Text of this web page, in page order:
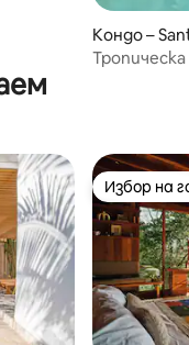
Кондо –
Избор на
Избор на